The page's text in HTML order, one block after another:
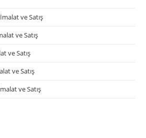
ve Satış
ve Satış
ve Satış
ve Satış
ve Satış